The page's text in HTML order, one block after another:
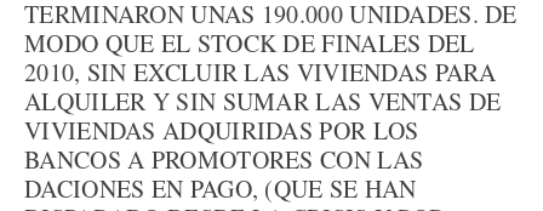
TERMINARON UNAS 190.000 UNIDADES. DE
MODO QUE EL STOCK DE FINALES DEL
2010, SIN EXCLUIR LAS VIVIENDAS PARA
ALQUILER Y SIN SUMAR LAS VENTAS DE
VIVIENDAS ADQUIRIDAS POR LOS
BANCOS A PROMOTORES CON LAS
DACIONES EN PAGO, (QUE SE HAN